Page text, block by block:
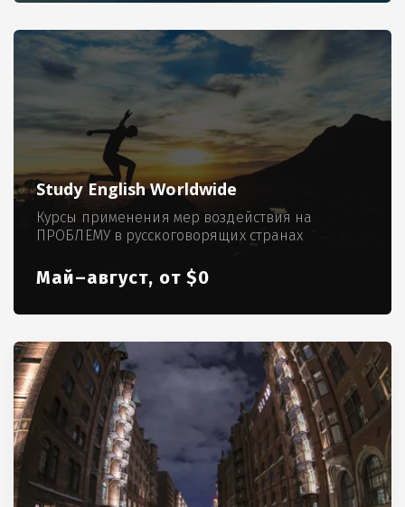
Study English Worldwide
Курсы применения мер воздействия на
ПРОБЛЕМУ в русскоговорящих странах
Май–август, от $0